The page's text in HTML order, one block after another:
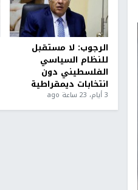
الرجوب: لا مستقبل
للنظام السياسي
الفلسطيني دون
انتخابات ديمقراطية
3 أيام، 23 ساعة ago